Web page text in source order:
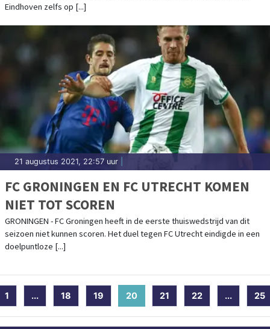
Eindhoven zelfs op [...]
21 augustus 2021, 22:57 uur
FC GRONINGEN EN FC UTRECHT KOMEN
NIET TOT SCOREN
GRONINGEN - FC Groningen heeft in de eerste thuiswedstrijd van dit
seizoen niet kunnen scoren. Het duel tegen FC Utrecht eindigde in een
doelpuntloze [...]
1 ... 18 19 20 (current)
21 22 ... 25